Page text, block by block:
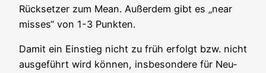
Rück­set­zer zum Mean. Außer­dem gibt es „near
mis­ses“ von 1-3 Punkten.
Damit ein Ein­stieg nicht zu früh erfolgt bzw. nicht
aus­ge­führt wird kön­nen, ins­be­son­de­re für Neu­